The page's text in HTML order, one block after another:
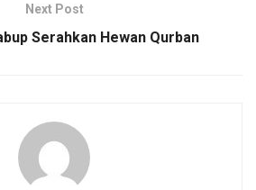
Next Post
Serahkan Hewan Qurban